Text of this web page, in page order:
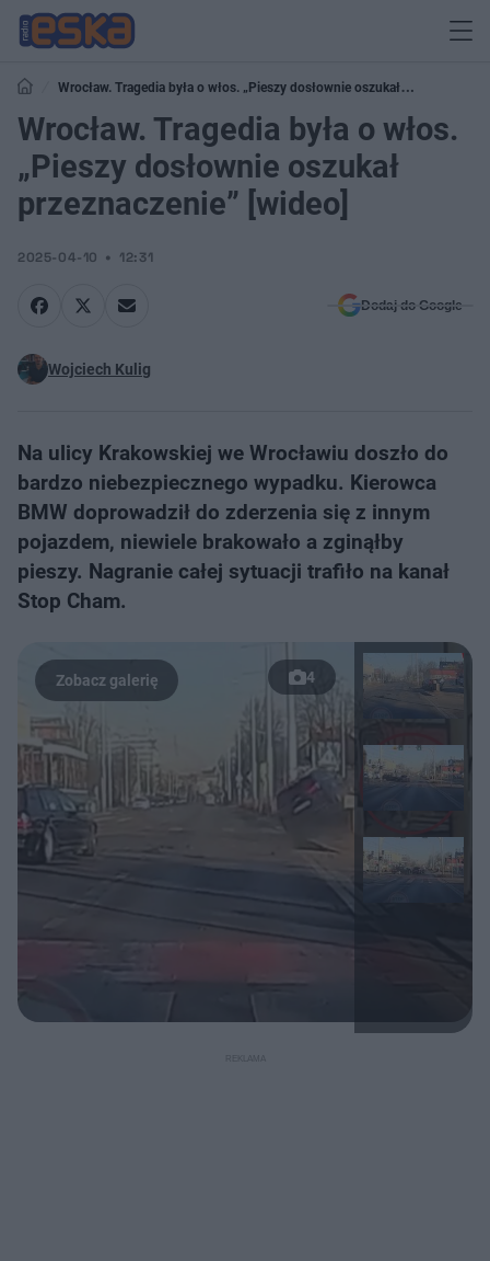
Wrocław. Tragedia była o włos. „Pieszy dosłownie oszukał
przeznaczenie” [wideo]
Wrocław. Tragedia była o włos.
„Pieszy dosłownie oszukał
przeznaczenie” [wideo]
2025-04-10 12:31
Dodaj do Google
Wojciech Kulig
Na ulicy Krakowskiej we Wrocławiu doszło do
bardzo niebezpiecznego wypadku. Kierowca
BMW doprowadził do zderzenia się z innym
pojazdem, niewiele brakowało a zginąłby
pieszy. Nagranie całej sytuacji trafiło na kanał
Stop Cham.
4